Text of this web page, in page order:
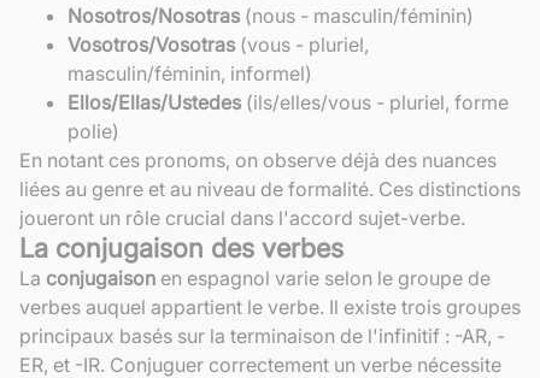
Nosotros/Nosotras (nous - masculin/féminin)
Vosotros/Vosotras (vous - pluriel,
masculin/féminin, informel)
Ellos/Ellas/Ustedes (ils/elles/vous - pluriel, forme
polie)
En notant ces pronoms, on observe déjà des nuances
liées au genre et au niveau de formalité. Ces distinctions
joueront un rôle crucial dans l'accord sujet-verbe.
La conjugaison des verbes
La conjugaison en espagnol varie selon le groupe de
verbes auquel appartient le verbe. Il existe trois groupes
principaux basés sur la terminaison de l'infinitif : -AR, -
ER, et -IR. Conjuguer correctement un verbe nécessite